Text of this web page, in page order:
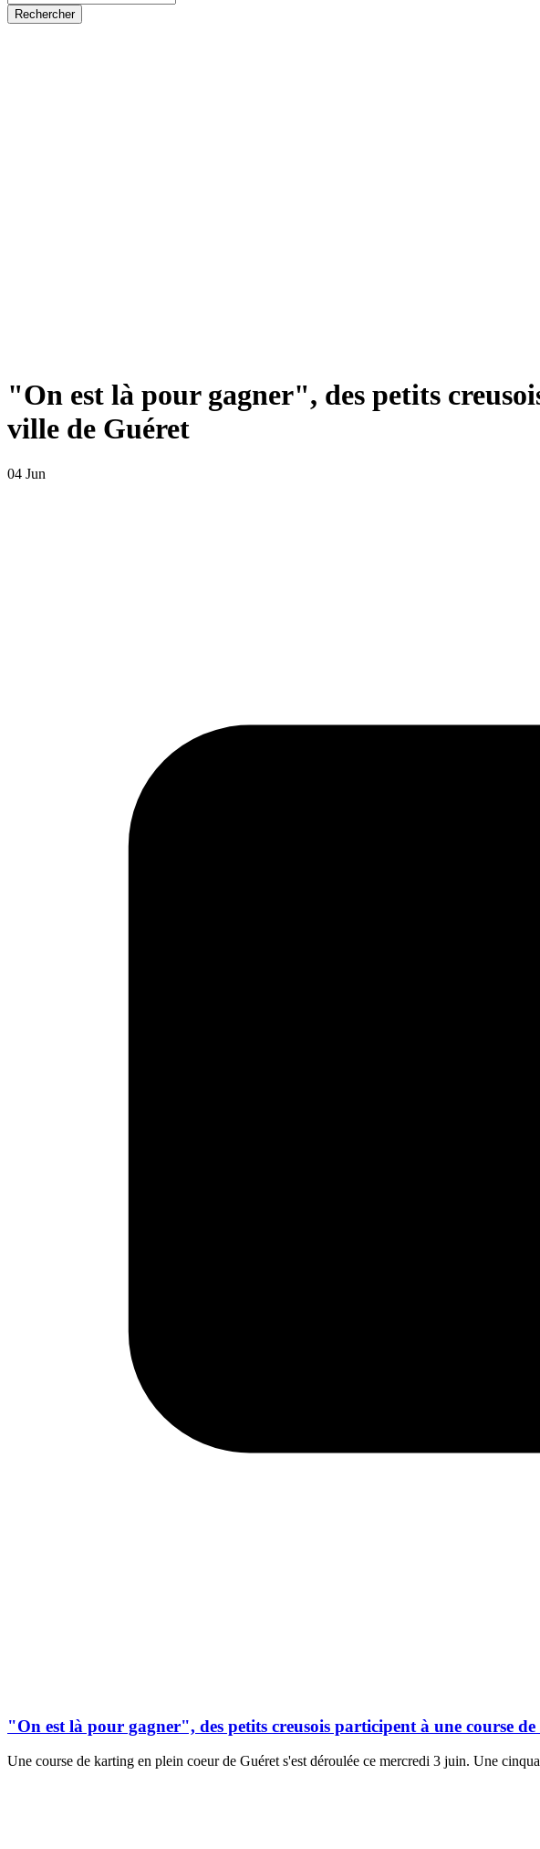
Rechercher
"On est là pour gagner", des petits
ville de Guéret
04 Jun
"On est là pour gagner", des petits creusois participent à une course
Une course de karting en plein coeur de Guéret s'est déroulée ce mercredi 3 juin. Une